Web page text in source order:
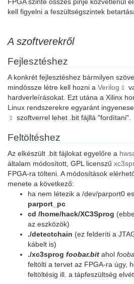
kell figyelni a feszültségszintek
A szoftverekről
Fejlesztéshez
A konkrét fejlesztéshez bármilyen
mindössze létre kell hozni a Verilog
hardverleírásokat. Ezt utána a Xilinx
Linux rendszerekre egyaránt
szoftverrel lehet .bit fájllá "fordítani".
Feltöltéshez
Az elkészült .bit fájlokat egyelőre a
általam módosított, GPL licenszű
FPGA-ra tölteni. A módosítások
menete a következő:
ha nem létezik a /dev/parport0
parport_pc
cd /home/hack/XC3Sprog
az eszközök)
./detectchain (ez felderíti a
kábelt is)
./xc3sprog foobar.bit ahol
feltölti a tervet az FPGA-ra úgy,
feltöltésig ill. a tápfeszültség